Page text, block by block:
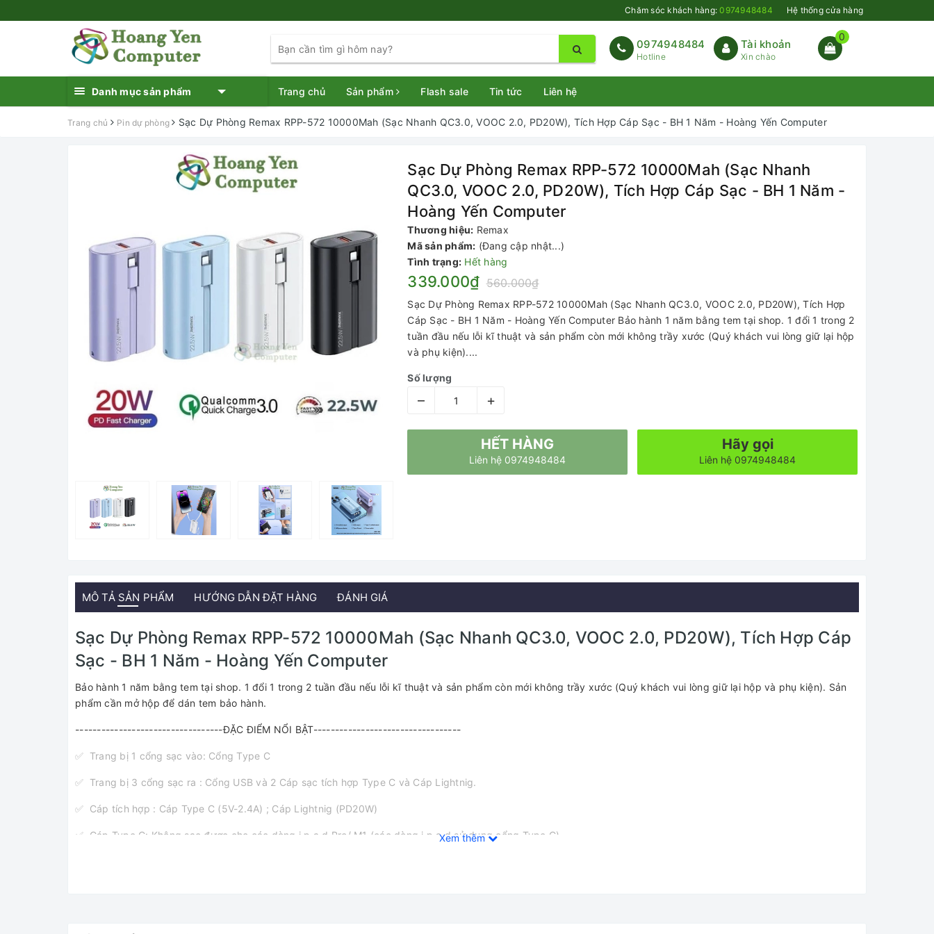
Chăm sóc khách hàng:0974948484 Hệ thống cửa hàng
0974948484
Hotline
Tài khoản
Xin chào
0
Danh mục sản phẩm Trang chủ Sản phẩm Flash sale Tin tức Liên hệ
Trang chủ Pin dự phòng Sạc Dự Phòng Remax RPP-572 10000Mah (Sạc Nhanh QC3.0, VOOC 2.0, PD20W), Tích Hợp Cáp Sạc - BH 1 Năm - Hoàng Yến Computer
Sạc Dự Phòng Remax RPP-572 10000Mah (Sạc Nhanh
QC3.0, VOOC 2.0, PD20W), Tích Hợp Cáp Sạc - BH 1 Năm -
Hoàng Yến Computer
Thương hiệu: Remax
Mã sản phẩm: (Đang cập nhật...)
Tình trạng: Hết hàng
339.000₫ 560.000₫
Sạc Dự Phòng Remax RPP-572 10000Mah (Sạc Nhanh QC3.0, VOOC 2.0, PD20W), Tích Hợp
Cáp Sạc - BH 1 Năm - Hoàng Yến Computer Bảo hành 1 năm bằng tem tại shop. 1 đổi 1 trong 2
tuần đầu nếu lỗi kĩ thuật và sản phẩm còn mới không trầy xước (Quý khách vui lòng giữ lại hộp
và phụ kiện)....
Số lượng
– +
HẾT HÀNG
Liên hệ 0974948484
Hãy gọi
Liên hệ 0974948484
MÔ TẢ SẢN PHẨM HƯỚNG DẪN ĐẶT HÀNG ĐÁNH GIÁ
Sạc Dự Phòng Remax RPP-572 10000Mah (Sạc Nhanh QC3.0, VOOC 2.0, PD20W), Tích Hợp Cáp
Sạc - BH 1 Năm - Hoàng Yến Computer
Bảo hành 1 năm bằng tem tại shop. 1 đổi 1 trong 2 tuần đầu nếu lỗi kĩ thuật và sản phẩm còn mới không trầy xước (Quý khách vui lòng giữ lại hộp và phụ kiện). Sản
phẩm cần mở hộp để dán tem bảo hành.
----------------------------------ĐẶC ĐIỂM NỔI BẬT----------------------------------
✅ Trang bị 1 cổng sạc vào: Cổng Type C
✅ Trang bị 3 cổng sạc ra : Cổng USB và 2 Cáp sạc tích hợp Type C và Cáp Lightnig.
✅ Cáp tích hợp : Cáp Type C (5V-2.4A) ; Cáp Lightnig (PD20W)
✅ Cáp Type C: Không sạc được cho các dòng i.p.a.d Pro/ M1 (các dòng i.p.a.d sử dụng cổng Type C)
Xem thêm